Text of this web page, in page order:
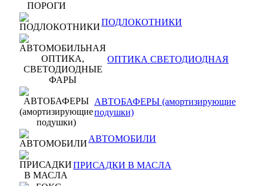
ПОДЛОКОТНИКИ
ОПТИКА СВЕТОДИОДНАЯ
АВТОБАФЕРЫ (амортизирующие
подушки)
АВТОМОБИЛИ
ПРИСАДКИ В МАСЛА